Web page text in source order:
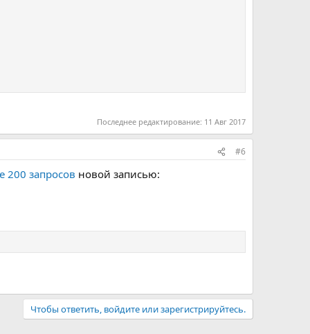
Последнее редактирование: 11 Авг 2017
#6
200 запросов новой записью:
Чтобы ответить, войдите или зарегистрируйтесь.